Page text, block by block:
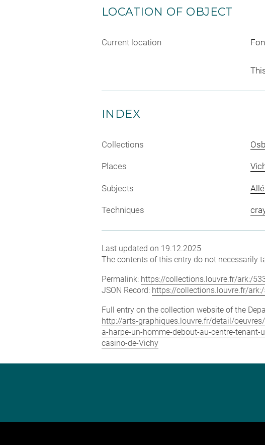
LOCATION OF OBJECT
Current location
INDEX
Collections
Places
Subjects
Techniques
Last updated on 19.12.2025
The contents of this entry do not necessarily
Permalink: https://collections.louvre.fr/ark:/
JSON Record: https://collections.louvre.fr/
Full entry on the collection website of the
http://arts-graphiques.louvre.fr/detail/
a-harpe-un-homme-debout-au-centre-tenant-
casino-de-Vichy